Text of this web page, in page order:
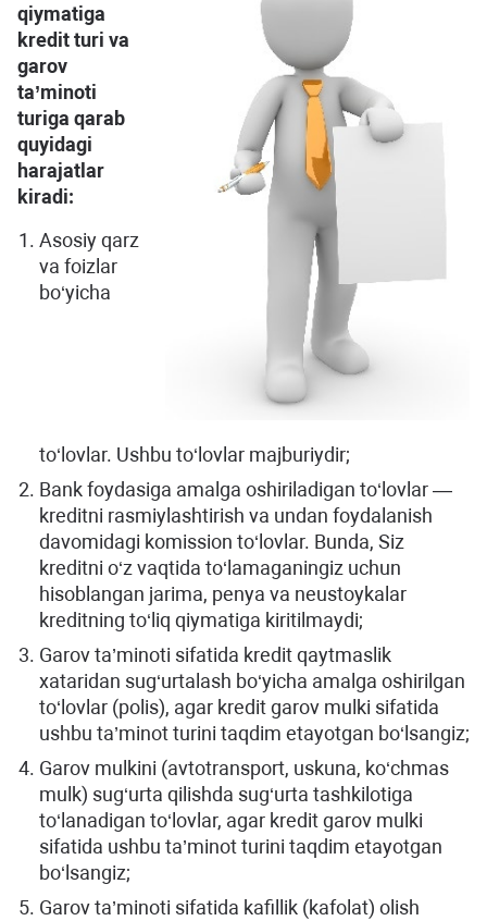
qiymatiga
kredit turi va
garov
ta’minoti
turiga qarab
quyidagi
harajatlar
kiradi:
Asosiy qarz
va foizlar
bo‘yicha
to‘lovlar. Ushbu to‘lovlar majburiydir;
Bank foydasiga amalga oshiriladigan to‘lovlar —
kreditni rasmiylashtirish va undan foydalanish
davomidagi komission to‘lovlar. Bunda, Siz
kreditni o‘z vaqtida to‘lamaganingiz uchun
hisoblangan jarima, penya va neustoykalar
kreditning to‘liq qiymatiga kiritilmaydi;
Garov ta’minoti sifatida kredit qaytmaslik
xataridan sug‘urtalash bo‘yicha amalga oshirilgan
to‘lovlar (polis), agar kredit garov mulki sifatida
ushbu ta’minot turini taqdim etayotgan bo‘lsangiz;
Garov mulkini (avtotransport, uskuna, ko‘chmas
mulk) sug‘urta qilishda sug‘urta tashkilotiga
to‘lanadigan to‘lovlar, agar kredit garov mulki
sifatida ushbu ta’minot turini taqdim etayotgan
bo‘lsangiz;
Garov ta’minoti sifatida kafillik (kafolat) olish